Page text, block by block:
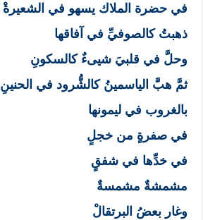
في حضرة الملاك يسهو في الشعيرةْ
ذهبتُ كالصوفيِّ في آفاقها
وحلَّ في قلبيَ شيىءٌ كالسكونِ
ثمَّ هبَّ الياسمينُ كالشُّرود في الحنينِ
بالغروب في ليمونها
في صفرةٍ من خجلٍ
في خدِّها في شفقٍ
مشمشةٌ مشمسةٌ
وغار بعضُ البرتقالْ